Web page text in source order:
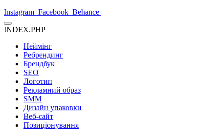
Instagram Facebook Behance
INDEX.PHP
Неймінг
Ребрендинг
Брендбук
SEO
Логотип
Рекламний образ
SMM
Дизайн упаковки
Веб-сайт
Позиціонування